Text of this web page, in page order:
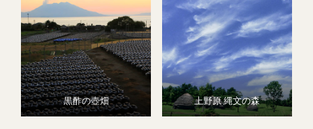
黒酢の壺畑 上野原 縄文の森